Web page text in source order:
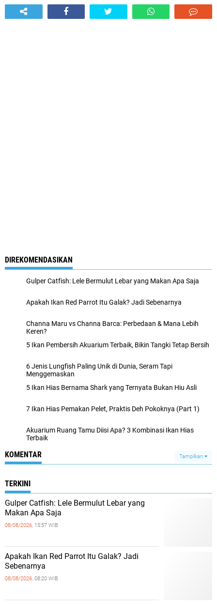
DIREKOMENDASIKAN
Gulper Catfish: Lele Bermulut Lebar yang Makan Apa Saja
Apakah Ikan Red Parrot Itu Galak? Jadi Sebenarnya
Channa Maru vs Channa Barca: Perbedaan & Mana Lebih
Keren?
5 Ikan Pembersih Akuarium Terbaik, Bikin Tangki Tetap Bersih
6 Jenis Lungfish Paling Unik di Dunia, Seram Tapi
Menggemaskan
5 Ikan Hias Bernama Shark yang Ternyata Bukan Hiu Asli
7 Ikan Hias Pemakan Pelet, Praktis Deh Pokoknya (Part 1)
Akuarium Ruang Tamu Diisi Apa? 3 Kombinasi Ikan Hias
Terbaik
KOMENTAR Tampilkan
TERKINI
Gulper Catfish: Lele Bermulut Lebar yang
Makan Apa Saja
08/08/2026, 15:57 WIB
Apakah Ikan Red Parrot Itu Galak? Jadi
Sebenarnya
08/08/2026, 08:20 WIB